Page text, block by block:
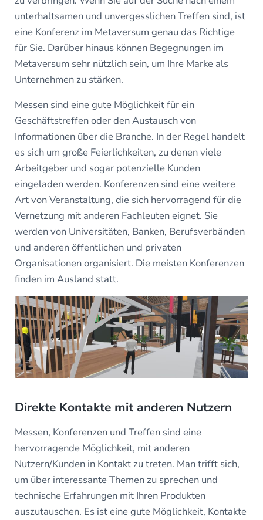
unterhaltsamen und unvergesslichen Treffen sind, ist
eine Konferenz im Metaversum genau das Richtige
für Sie. Darüber hinaus können Begegnungen im
Metaversum sehr nützlich sein, um Ihre Marke als
Unternehmen zu stärken.
Messen sind eine gute Möglichkeit für ein
Geschäftstreffen oder den Austausch von
Informationen über die Branche. In der Regel handelt
es sich um große Feierlichkeiten, zu denen viele
Arbeitgeber und sogar potenzielle Kunden
eingeladen werden. Konferenzen sind eine weitere
Art von Veranstaltung, die sich hervorragend für die
Vernetzung mit anderen Fachleuten eignet. Sie
werden von Universitäten, Banken, Berufsverbänden
und anderen öffentlichen und privaten
Organisationen organisiert. Die meisten Konferenzen
finden im Ausland statt.
Direkte Kontakte mit anderen Nutzern
Messen, Konferenzen und Treffen sind eine
hervorragende Möglichkeit, mit anderen
Nutzern/Kunden in Kontakt zu treten. Man trifft sich,
um über interessante Themen zu sprechen und
technische Erfahrungen mit Ihren Produkten
auszutauschen. Es ist eine gute Möglichkeit, Kontakte